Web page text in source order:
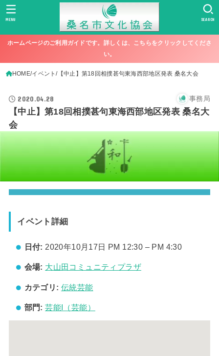
SEARCH
MENU
ホームページのご利用ガイドです。詳しくは、こちらをクリックしてくださ
い。
HOME イベント 【中止】第18回相撲甚句東海西部地区発表 桑名大会
2020.04.28 事務局
【中止】第18回相撲甚句東海西部地区発表 桑名大
会
イベント詳細
日付: 2020年10月17日 PM 12:30 – PM 4:30
会場: 大山田コミュニティプラザ
カテゴリ: 伝統芸能
部門: 芸能I（芸能）